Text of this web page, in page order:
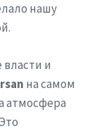
нашу
и
на самом
атмосфера